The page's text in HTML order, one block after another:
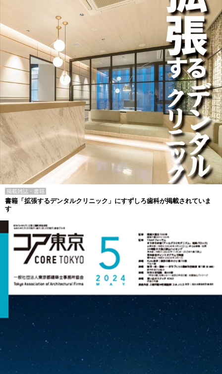
掲載雑誌・書籍
書籍「拡張するデンタルクリニック」にすずしろ歯科が掲載されていま
す